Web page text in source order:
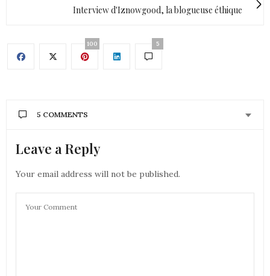
Interview d'Iznowgood, la blogueuse éthique
100 5
5 COMMENTS
SYLVIE ENFIN MOI
4 FÉVRIER 2019 À 15 H 51 MIN
Tu es absolument ravissante avec ce look
intemporel
Bisous
Leave a Reply
Your email address will not be published.